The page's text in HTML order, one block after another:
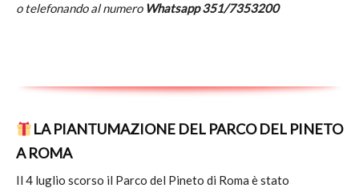
o telefonando al numero Whatsapp 351/7353200
LA PIANTUMAZIONE DEL PARCO DEL PINETO
A ROMA
Il 4 luglio scorso il Parco del Pineto di Roma è stato